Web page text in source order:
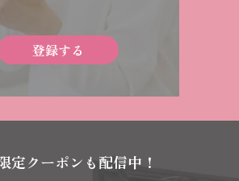
登録する
定クーポンも配信中！